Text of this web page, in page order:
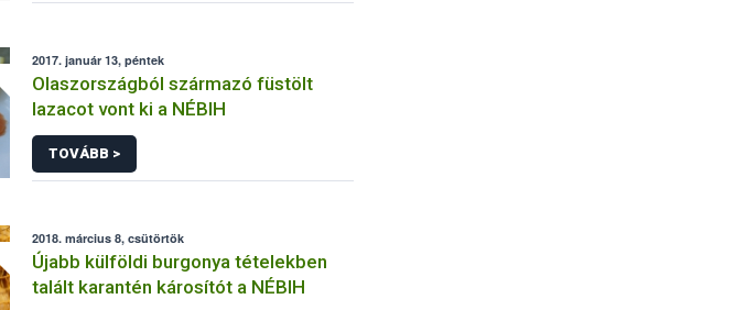
2017. január 13, péntek
Olaszországból származó füstölt
lazacot vont ki a NÉBIH
TOVÁBB >
2018. március 8, csütörtök
Újabb külföldi burgonya tételekben
talált karantén károsítót a NÉBIH